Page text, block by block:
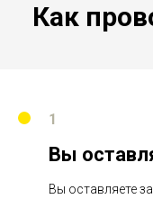
Как
1
Вы
Вы оставляете